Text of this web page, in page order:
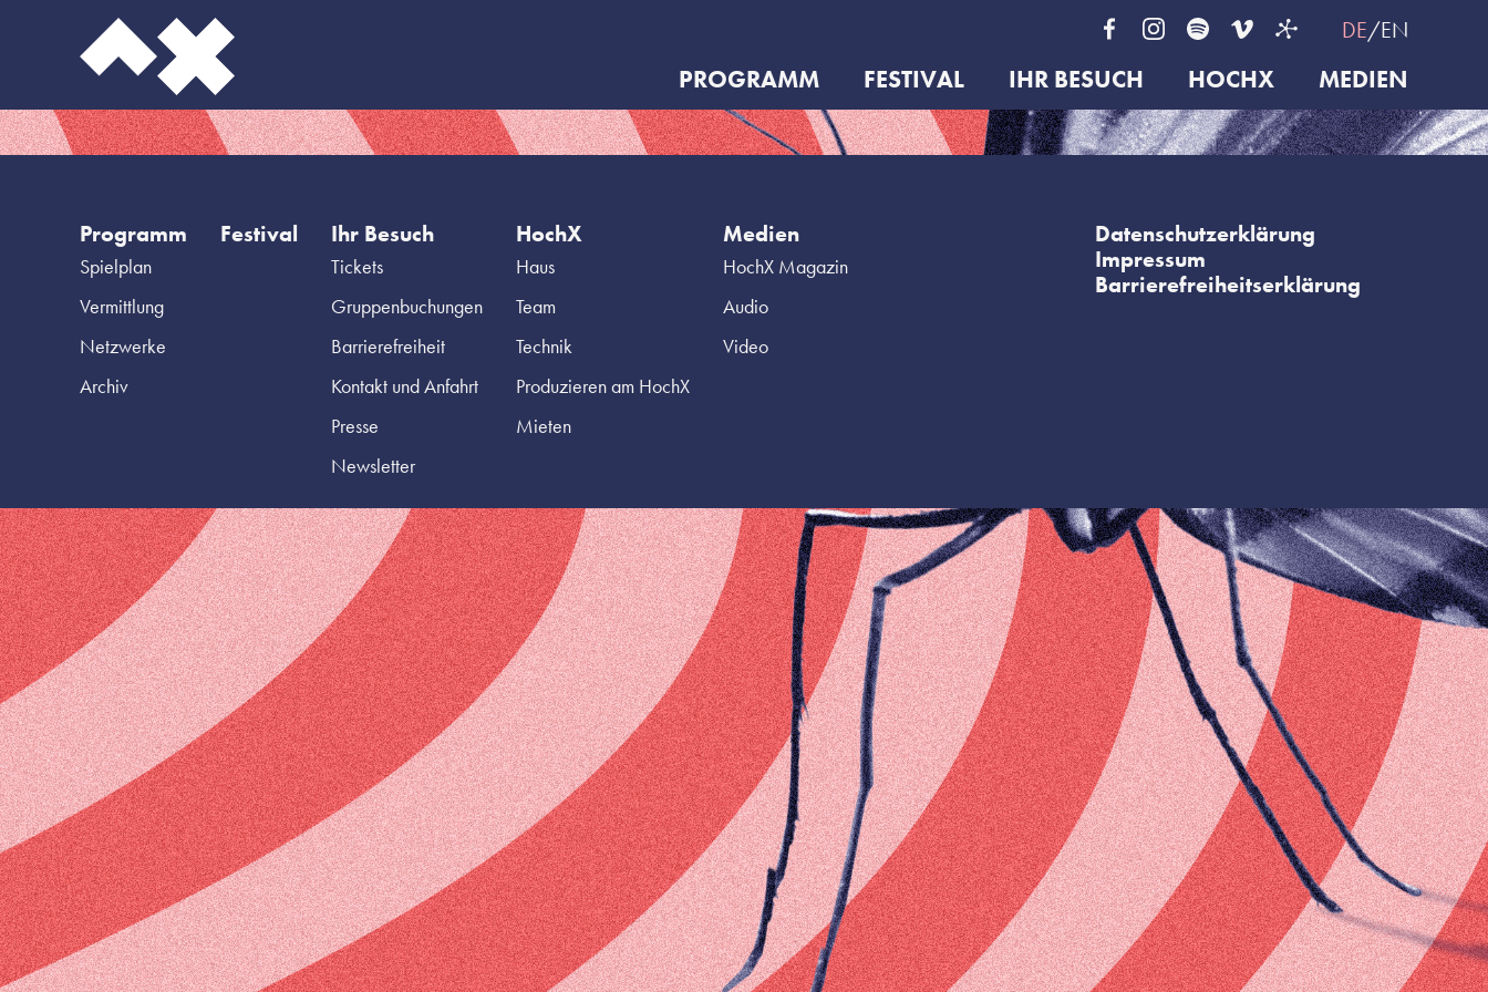
DE EN
PROGRAMM FESTIVAL IHR BESUCH HOCHX MEDIEN
Programm
Spielplan
Vermittlung
Netzwerke
Archiv
Festival Ihr Besuch
Tickets
Gruppenbuchungen
Barrierefreiheit
Kontakt und Anfahrt
Presse
Newsletter
HochX
Haus
Team
Technik
Produzieren am HochX
Mieten
Medien
HochX Magazin
Audio
Video
Datenschutzerklärung
Impressum
Barrierefreiheitserklärung